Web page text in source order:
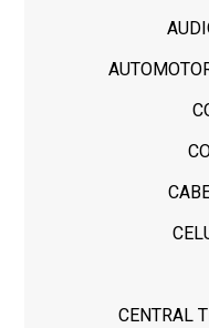
CENTRAL